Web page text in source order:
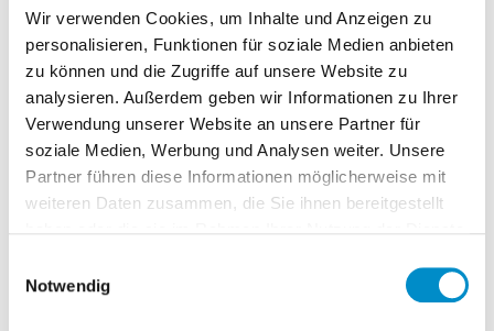
Wir verwenden Cookies, um Inhalte und Anzeigen zu
personalisieren, Funktionen für soziale Medien anbieten
zu können und die Zugriffe auf unsere Website zu
analysieren. Außerdem geben wir Informationen zu Ihrer
Verwendung unserer Website an unsere Partner für
soziale Medien, Werbung und Analysen weiter. Unsere
Partner führen diese Informationen möglicherweise mit
weiteren Daten zusammen, die Sie ihnen bereitgestellt
Notwendig
Anschluss an eine erfolgreich
abgeschlossene Sanierung.
Hinweis: Dieses Projekt ist Teil einer
Ausschreibung. Der tatsächliche Auftrag
hängt davon ab, ob unser Kunde den
Entscheidung länger dauern. Angaben zu